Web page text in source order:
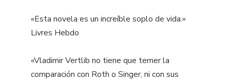
«Esta novela es un increíble soplo de vida.»
Livres Hebdo
«Vladimir Vertlib no tiene que temer la
comparación con Roth o Singer, ni con sus